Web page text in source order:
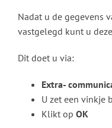
Nadat u de gegevens
vastgelegd kunt u
Dit doet u via:
Extra-
U zet een vinkje
Klikt op OK